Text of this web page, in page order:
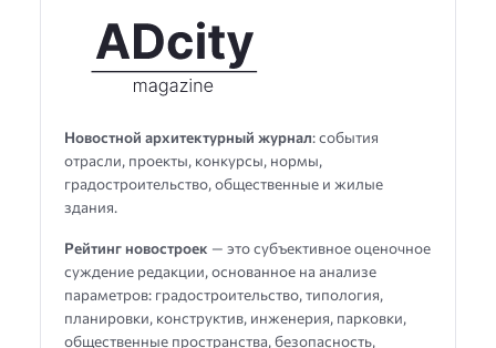
Новостной архитектурный журнал: события
отрасли, проекты, конкурсы, нормы,
градостроительство, общественные и жилые
здания.
Рейтинг новостроек — это субъективное оценочное
суждение редакции, основанное на анализе
параметров: градостроительство, типология,
планировки, конструктив, инженерия, парковки,
общественные пространства, безопасность,